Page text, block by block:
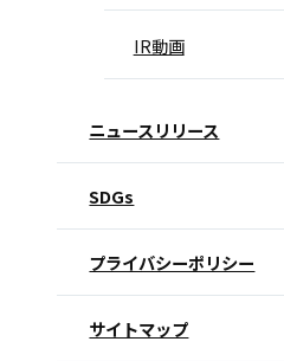
IR動画
ニュースリリース
SDGs
プライバシーポリシー
サイトマップ